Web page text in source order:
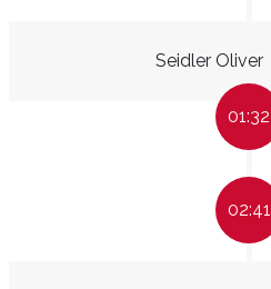
Seidler Oliver
01:32
02:41